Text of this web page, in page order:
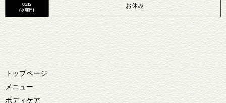
08/12
(水曜日)
お休み
トップページ
メニュー
ボディケア